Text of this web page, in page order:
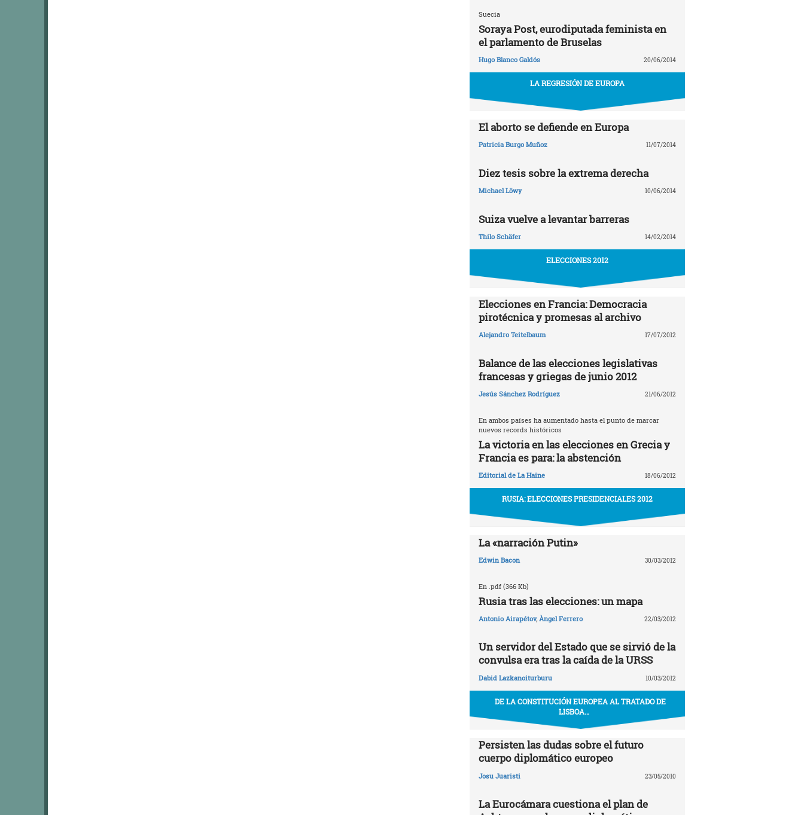
Suecia
Soraya Post, eurodiputada feminista en
el parlamento de Bruselas
Hugo Blanco Galdós 20/06/2014
LA REGRESIÓN DE EUROPA
El aborto se defiende en Europa
Patricia Burgo Muñoz 11/07/2014
Diez tesis sobre la extrema derecha
Michael Löwy 10/06/2014
Suiza vuelve a levantar barreras
Thilo Schäfer 14/02/2014
ELECCIONES 2012
Elecciones en Francia: Democracia
pirotécnica y promesas al archivo
Alejandro Teitelbaum 17/07/2012
Balance de las elecciones legislativas
francesas y griegas de junio 2012
Jesús Sánchez Rodríguez 21/06/2012
En ambos países ha aumentado hasta el punto de marcar
nuevos records históricos
La victoria en las elecciones en Grecia y
Francia es para: la abstención
Editorial de La Haine 18/06/2012
RUSIA: ELECCIONES PRESIDENCIALES 2012
La «narración Putin»
Edwin Bacon 30/03/2012
En .pdf (366 Kb)
Rusia tras las elecciones: un mapa
Antonio Airapétov, Àngel Ferrero 22/03/2012
Un servidor del Estado que se sirvió de la
convulsa era tras la caída de la URSS
Dabid Lazkanoiturburu 10/03/2012
DE LA CONSTITUCIÓN EUROPEA AL TRATADO DE
LISBOA…
Persisten las dudas sobre el futuro
cuerpo diplomático europeo
Josu Juaristi 23/05/2010
La Eurocámara cuestiona el plan de